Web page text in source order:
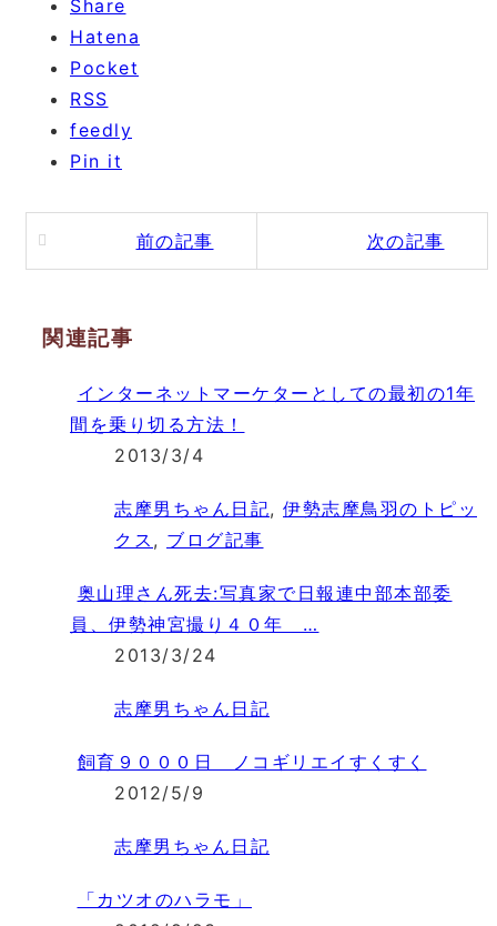
Share
Hatena
Pocket
RSS
feedly
Pin it
前の記事 次の記事
関連記事
インターネットマーケターとしての最初の1年
間を乗り切る方法！
2013/3/4
志摩男ちゃん日記, 伊勢志摩鳥羽のトピッ
クス , ブログ記事
奥山理さん死去:写真家で日報連中部本部委
員、伊勢神宮撮り４０年 …
2013/3/24
志摩男ちゃん日記
飼育９０００日 ノコギリエイすくすく
2012/5/9
志摩男ちゃん日記
「カツオのハラモ」